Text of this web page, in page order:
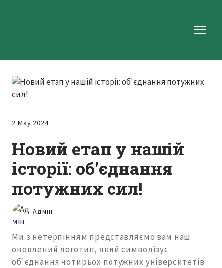
2 May 2024
Новий етап у нашій
історії: об'єднання
потужних сил!
Адмін
Ми з нетерпінням представляємо вам наш
оновлений логотип, який символізує
об'єднання чотирьох потужних університетів